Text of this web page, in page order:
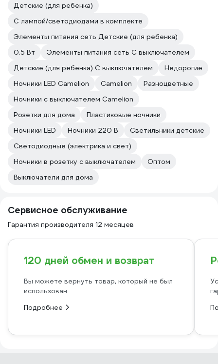
Детские (для ребенка)
С лампой/светодиодами в комплекте
Элементы питания сеть Детские (для ребенка)
0.5 Вт
Элементы питания сеть С выключателем
Детские (для ребенка) С выключателем
Недорогие
Ночники LED Camelion
Camelion
Разноцветные
Ночники с выключателем Camelion
Розетки для дома
Пластиковые ночники
Ночники LED
Ночники 220 В
Светильники детские
Светодиодные (электрика и свет)
Ночники в розетку с выключателем
Оптом
Выключатели для дома
Сервисное обслуживание
Гарантия производителя 12 месяцев
120 дней обмен и возврат
Вы можете вернуть товар, который не был
использован
Подробнее